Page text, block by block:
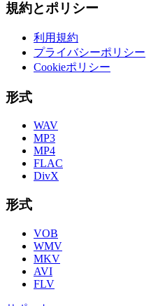
規約とポリシー
利用規約
プライバシーポリシー
Cookieポリシー
形式
WAV
MP3
MP4
FLAC
DivX
形式
VOB
WMV
MKV
AVI
FLV